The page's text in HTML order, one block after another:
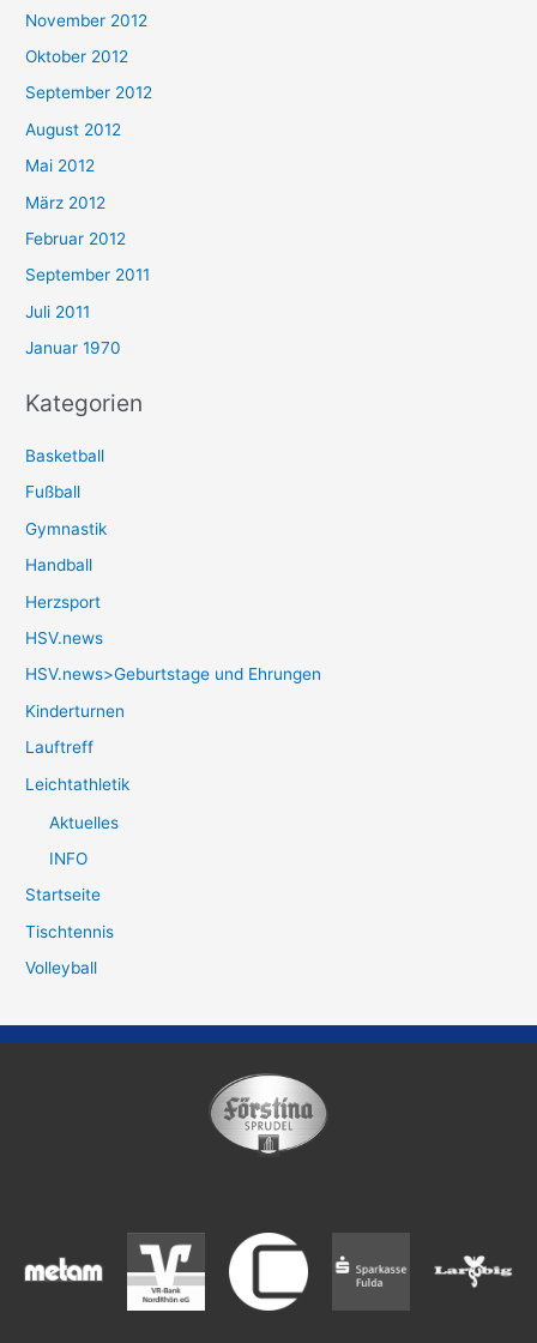
November 2012
Oktober 2012
September 2012
August 2012
Mai 2012
März 2012
Februar 2012
September 2011
Juli 2011
Januar 1970
Kategorien
Basketball
Fußball
Gymnastik
Handball
Herzsport
HSV.news
HSV.news>Geburtstage und Ehrungen
Kinderturnen
Lauftreff
Leichtathletik
Aktuelles
INFO
Startseite
Tischtennis
Volleyball